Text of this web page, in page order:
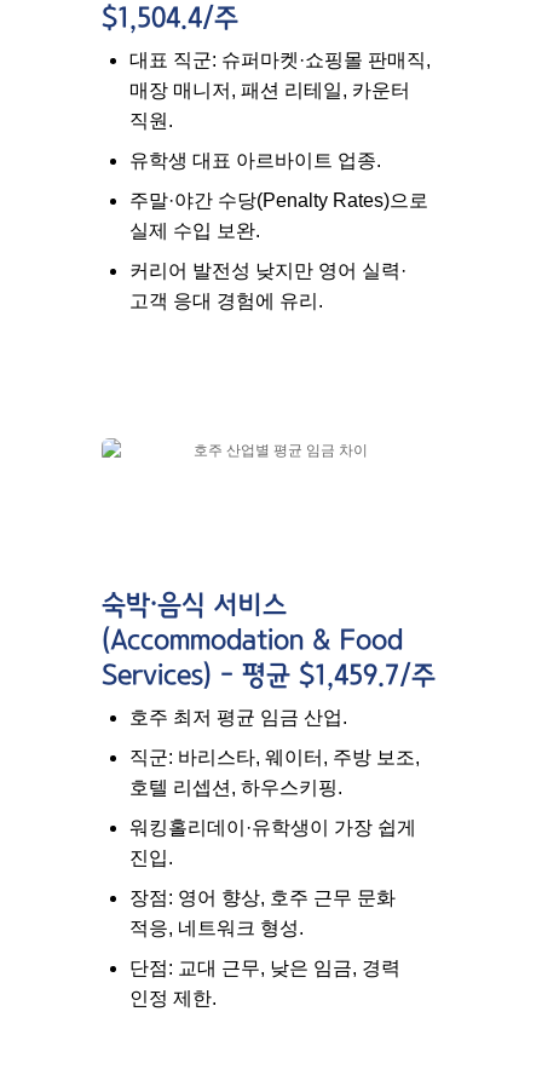
$1,504.4/주
대표 직군: 슈퍼마켓·쇼핑몰 판매직,
매장 매니저, 패션 리테일, 카운터
직원.
유학생 대표 아르바이트 업종.
주말·야간 수당(Penalty Rates)으로
실제 수입 보완.
커리어 발전성 낮지만 영어 실력·
고객 응대 경험에 유리.
숙박·음식 서비스
(Accommodation & Food
Services) – 평균 $1,459.7/주
호주 최저 평균 임금 산업.
직군: 바리스타, 웨이터, 주방 보조,
호텔 리셉션, 하우스키핑.
워킹홀리데이·유학생이 가장 쉽게
진입.
장점: 영어 향상, 호주 근무 문화
적응, 네트워크 형성.
단점: 교대 근무, 낮은 임금, 경력
인정 제한.